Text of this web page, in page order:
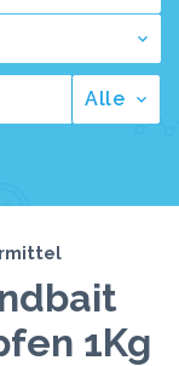
Alle
1Kg